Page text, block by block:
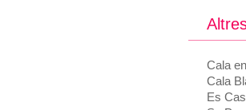
Cala
Cala
Es